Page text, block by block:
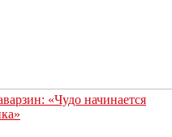
«Чудо начинается